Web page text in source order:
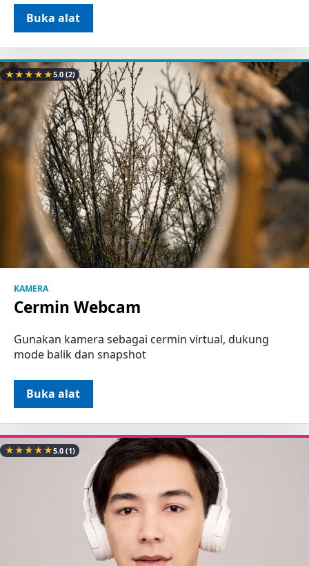
Buka alat
★★★★★5.0(2)
KAMERA
Cermin Webcam
Gunakan kamera sebagai cermin virtual, dukung
mode balik dan snapshot
Buka alat
★★★★★5.0(1)